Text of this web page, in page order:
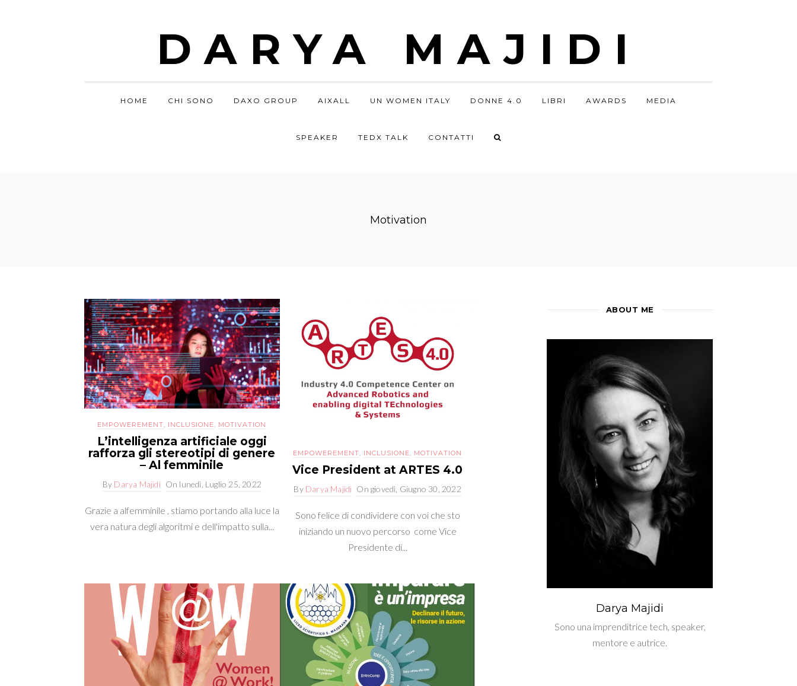
DARYA MAJIDI
HOME CHI SONO DAXO GROUP AIXALL UN WOMEN ITALY DONNE 4.0 LIBRI AWARDS MEDIA
SPEAKER TEDX TALK CONTATTI
Motivation
EMPOWEREMENT, INCLUSIONE, MOTIVATION
L’intelligenza artificiale oggi
rafforza gli stereotipi di genere
– Al femminile
By Darya Majidi On lunedì, Luglio 25, 2022
Grazie a alfemminile , stiamo portando alla luce la
vera natura degli algoritmi e dell'impatto sulla...
EMPOWEREMENT, INCLUSIONE, MOTIVATION
Vice President at ARTES 4.0
By Darya Majidi Ongiovedì, Giugno 30, 2022
Sono felice di condividere con voi che sto
iniziando un nuovo percorso come Vice
Presidente di...
ABOUT ME
Darya Majidi
Sono una imprenditrice tech, speaker,
mentore e autrice.